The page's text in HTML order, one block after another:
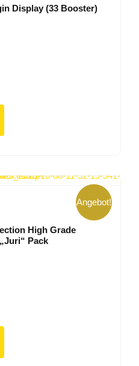
Display (33 Booster)
€.
Angebot!
High Grade
Pack